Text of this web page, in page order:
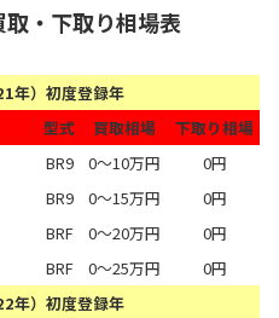
・下取り相場表
年）初度登録年
型式 買取相場
下取り相場
BR9 0～10万円
0円
BR9 0～15万円
0円
BRF 0～20万円
0円
BRF 0～25万円
0円
年）初度登録年